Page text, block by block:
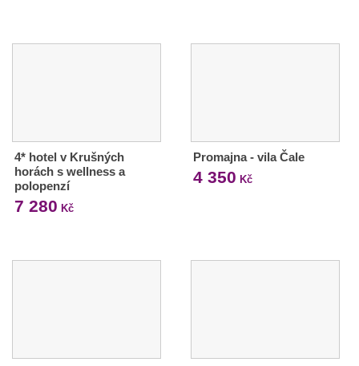
4* hotel v Krušných
horách s wellness a
polopenzí
7 280 Kč
Promajna - vila Čale
4 350 Kč